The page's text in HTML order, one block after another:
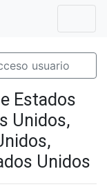
usuario
Estados
Unidos,
Unidos